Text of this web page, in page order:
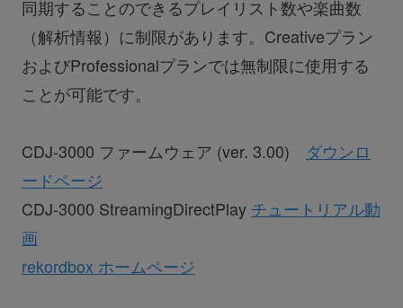
同期することのできるプレイリスト数や楽曲数
（解析情報）に制限があります。Creativeプラン
およびProfessionalプランでは無制限に使用する
ことが可能です。
CDJ-3000 ファームウェア (ver. 3.00) ダウンロ
ードページ
CDJ-3000 StreamingDirectPlay チュートリアル動
画
rekordbox ホームページ